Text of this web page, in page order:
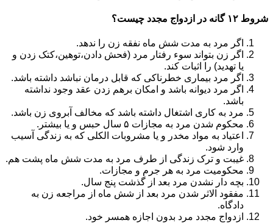
شروط ۱۲ گانه در ازدواج مجدد چیست؟
اگر مرد به مدت شش ماه نفقه زن را ندهد.
اگر زن بتواند سوء رفتار مرد (فحش دادن،توهین،کتک زدن و
یا تهدید) را اثبات کند.
اگر مرد بیماری خطرناکی که قابل درمان نباشد داشته باشد.
اگر مرد دیوانه باشد و امکان برهم زدن عقد وجود نداشته
باشد.
مرد به کاری اشتغال داشته باشد که مخالف آبروی زن باشد.
محکوم شدن مرد به مجازات ۵ سال حبس و یا بیشتر.
اعتیاد به مواد مخدر و یا مشروبات الکلی که به زندگی آسیب
وارد شود.
غیبت و ترک زندگی از طرف مرد به مدت شش ماه پشت هم.
محکومیت مرد به هر جرم و مجازات.
بچه دار نشدن مرد بعد از گذشت پنج سال.
مفقود الاثر شدن مرد بعد از شش ماه از مراجعه زن به
دادگاه.
ازدواج مجدد مرد بدون اجازه همسر خود.